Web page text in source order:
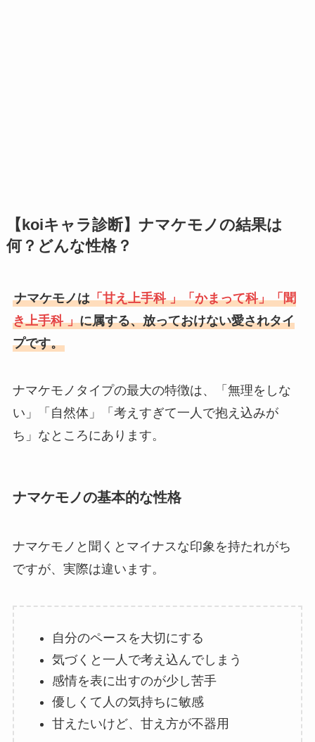
【koiキャラ診断】ナマケモノの結果は
何？どんな性格？
ナマケモノは「甘え上手科 」「かまって科」「聞
き上手科 」に属する、放っておけない愛されタイ
プです。
ナマケモノタイプの最大の特徴は、「無理をしな
い」「自然体」「考えすぎて一人で抱え込みが
ち」なところにあります。
ナマケモノの基本的な性格
ナマケモノと聞くとマイナスな印象を持たれがち
ですが、実際は違います。
自分のペースを大切にする
気づくと一人で考え込んでしまう
感情を表に出すのが少し苦手
優しくて人の気持ちに敏感
甘えたいけど、甘え方が不器用